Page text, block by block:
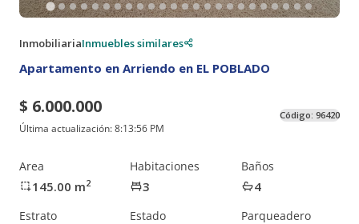
InmobiliariaInmuebles similares
Apartamento en Arriendo en EL POBLADO
$ 6.000.000
Última actualización:8:13:56 PM
Código: 96420
Area
145.00 m2
Habitaciones
3
Baños
4
Estrato Estado Parqueadero